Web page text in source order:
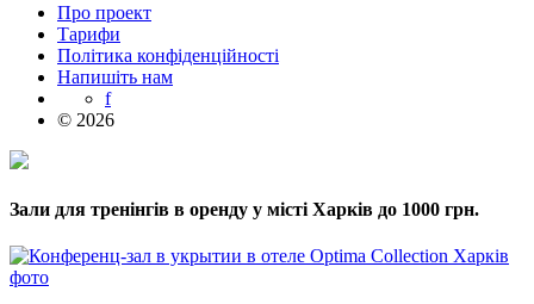
Про проект
Тарифи
Політика конфіденційності
Напишіть нам
f
© 2026
Зали для тренінгів в оренду у місті Харків до 1000 грн.